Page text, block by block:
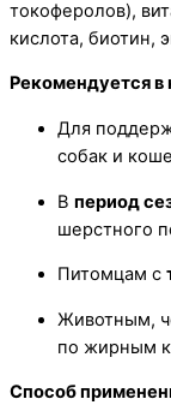
токоферолов),
кислота, биотин,
Рекомендуется в
Для
собак и
В период
шерстного
Питомцам с
Животным,
по жирным
Способ